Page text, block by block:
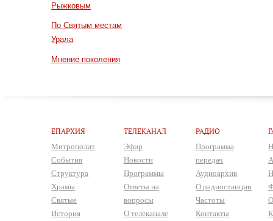
Рыжковым
По Святым местам
Урала
Мнение поколения
ЕПАРХИЯ
Митрополит
События
Структура
Храмы
Святые
История
ТЕЛЕКАНАЛ
Эфир
Новости
Программы
Ответы на
вопросы
О телеканале
РАДИО
Программа
передач
Аудиоархив
О радиостанции
Частоты
Контакты